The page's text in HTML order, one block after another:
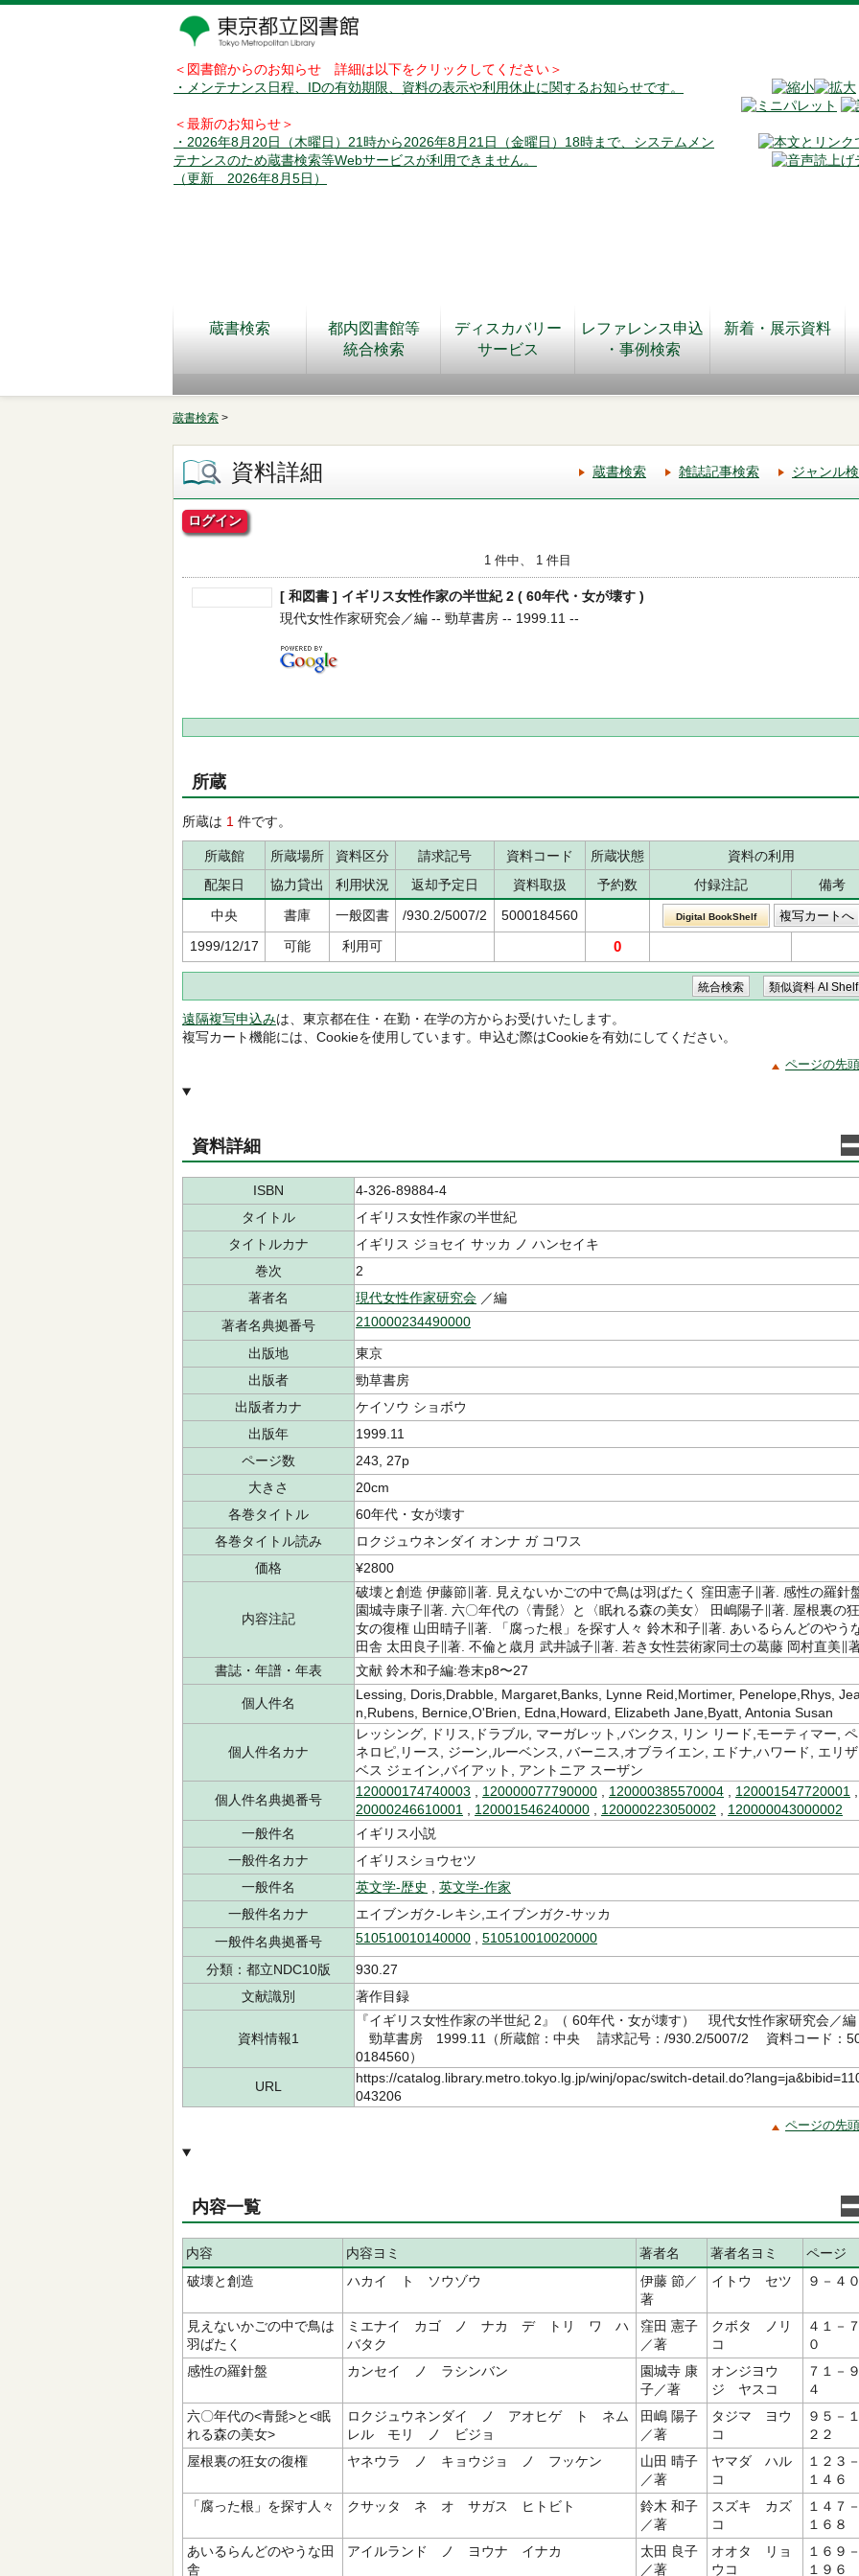
＜図書館からのお知らせ 詳細は以下をクリックしてください＞
・メンテナンス日程、IDの有効期限、資料の表示や利用休止に関するお知らせです。
＜最新のお知らせ＞
・2026年8月20日（木曜日）21時から2026年8月21日（金曜日）18時まで、システムメン
テナンスのため蔵書検索等Webサービスが利用できません。
（更新 2026年8月5日）
蔵書検索
都内図書館等
統合検索
ディスカバリー
サービス
レファレンス申込
・事例検索
新着・展示資料
蔵書検索 >
資料詳細 蔵書検索 雑誌記事検索 ジャンル
ログイン
1 件中、 1 件目
[ 和図書 ] イギリス女性作家の半世紀 2 ( 60年代・女が壊す )
現代女性作家研究会／編 -- 勁草書房 -- 1999.11 --
所蔵
所蔵は 1 件です。
所蔵館 所蔵場所 資料区分 請求記号 資料コード 所蔵状態
資料の利用
配架日
協力貸出 利用状況 返却予定日 資料取扱 予約数 付録注記
備考
中央
書庫 一般図書 /930.2/5007/2 5000184560 Digital BookShelf
1999/12/17 可能 利用可 0
遠隔複写申込みは、東京都在住・在勤・在学の方からお受けいたします。
複写カート機能には、Cookieを使用しています。申込む際はCookieを有効にしてください。
ページの先
資料詳細
ISBN
4-326-89884-4
タイトル
イギリス女性作家の半世紀
タイトルカナ
イギリス ジョセイ サッカ ノ ハンセイキ
巻次
2
著者名
現代女性作家研究会 ／編
著者名典拠番号
210000234490000
出版地
東京
出版者
勁草書房
出版者カナ
ケイソウ ショボウ
出版年
1999.11
ページ数
243, 27p
大きさ
20cm
各巻タイトル
60年代・女が壊す
各巻タイトル読み
ロクジュウネンダイ オンナ ガ コワス
価格
¥2800
内容注記
破壊と創造 伊藤節∥著. 見えないかごの中で鳥は羽ばたく 窪田憲子∥著. 感性の羅針
園城寺康子∥著. 六〇年代の〈青髭〉と〈眠れる森の美女〉 田嶋陽子∥著. 屋根裏の狂
女の復権 山田晴子∥著. 「腐った根」を探す人々 鈴木和子∥著. あいるらんどのやう
田舎 太田良子∥著. 不倫と歳月 武井誠子∥著. 若き女性芸術家同士の葛藤 岡村直美∥
書誌・年譜・年表
文献 鈴木和子編:巻末p8〜27
個人件名
Lessing, Doris,Drabble, Margaret,Banks, Lynne Reid,Mortimer, Penelope,Rhys,
n,Rubens, Bernice,O'Brien, Edna,Howard, Elizabeth Jane,Byatt, Antonia Susan
個人件名カナ
レッシング, ドリス,ドラブル, マーガレット,バンクス, リン リード,モーティマー, ペ
ネロピ,リース, ジーン,ルーベンス, バーニス,オブライエン, エドナ,ハワード, エリザ
ベス ジェイン,バイアット, アントニア スーザン
個人件名典拠番号
120000174740003 120000077790000 120000385570004 120001547720001
20000246610001
120001546240000 120000223050002
120000043000002
一般件名
イギリス小説
一般件名カナ
イギリスショウセツ
一般件名
英文学-歴史
英文学-作家
一般件名カナ
エイブンガク-レキシ,エイブンガク-サッカ
一般件名典拠番号
510510010140000 510510010020000
分類：都立NDC10版
930.27
文献識別
著作目録
資料情報1
『イギリス女性作家の半世紀 2』（ 60年代・女が壊す） 現代女性作家研究会／編
勁草書房 1999.11（所蔵館：中央 請求記号：/930.2/5007/2 資料コード：
0184560）
URL
https://catalog.library.metro.tokyo.lg.jp/winj/opac/switch-
043206
ページの先
内容一覧
内容 内容ヨミ 著者名 著者名ヨミ
ページ
破壊と創造
ハカイ ト ソウゾウ
伊藤 節／
著
イトウ セツ ９－４
見えないかごの中で鳥は
羽ばたく
ミエナイ カゴ ノ ナカ デ トリ ワ ハ
バタク
窪田 憲子
／著
クボタ ノリ
コ
４１－
０
感性の羅針盤
カンセイ ノ ラシンバン
園城寺 康
子／著
オンジヨウ
ジ ヤスコ
７１－
４
六〇年代の<青髭>と<眠
れる森の美女>
ロクジュウネンダイ ノ アオヒゲ ト ネム
レル モリ ノ ビジョ
田嶋 陽子
／著
タジマ ヨウ
コ
９５－
２２
屋根裏の狂女の復権
ヤネウラ ノ キョウジョ ノ フッケン
山田 晴子
／著
ヤマダ ハル
コ
１２３
１４６
「腐った根」を探す人々
クサッタ ネ オ サガス ヒトビト
鈴木 和子
／著
スズキ カズ
コ
１４７
１６８
あいるらんどのやうな田
舎
アイルランド ノ ヨウナ イナカ
太田 良子
／著
オオタ リョ
ウコ
１６９
１９６